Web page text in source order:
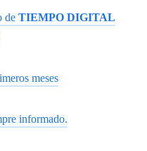
de TIEMPO DIGITAL
meses
informado.